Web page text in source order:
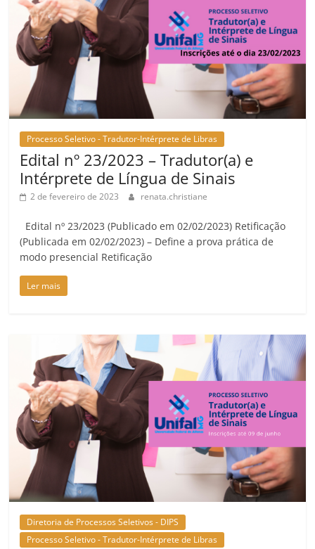
Processo Seletivo - Tradutor-Intérprete de Libras
Edital nº 23/2023 – Tradutor(a) e
Intérprete de Língua de Sinais
2 de fevereiro de 2023 renata.christiane
Edital nº 23/2023 (Publicado em 02/02/2023) Retificação
(Publicada em 02/02/2023) – Define a prova prática de
modo presencial Retificação
Ler mais
Diretoria de Processos Seletivos - DIPS
Processo Seletivo - Tradutor-Intérprete de Libras